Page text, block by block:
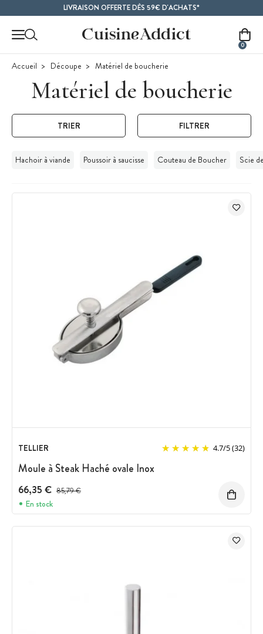
LIVRAISON OFFERTE DÈS 59€ D'ACHATS*
0
Accueil Découpe Matériel de boucherie
Matériel de boucherie
TRIER FILTRER
Hachoir à viande Poussoir à saucisse Couteau de Boucher Scie
TELLIER 4.7/5(32)
Moule à Steak Haché ovale Inox
66,35 € Prix avant réduction :
85,79 €
En stock